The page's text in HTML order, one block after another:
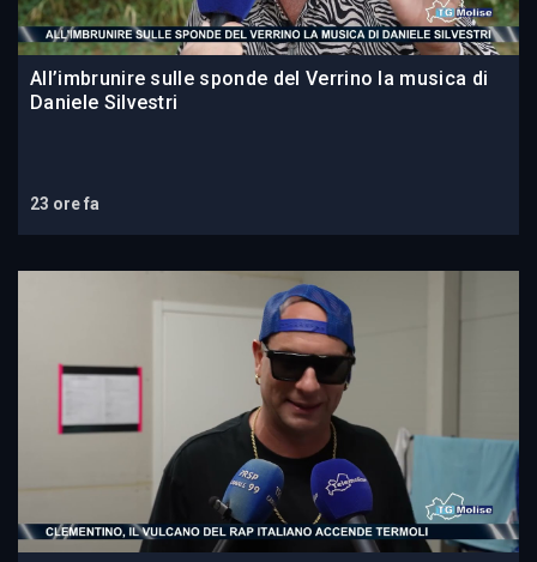
All’imbrunire sulle sponde del Verrino la musica di
Daniele Silvestri
23 ore fa